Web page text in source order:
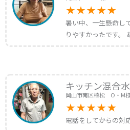
暑い中、一生懸命し
りやすかったです。
キッチン混合
岡山市南区植松 O・M
電話をしてからの対